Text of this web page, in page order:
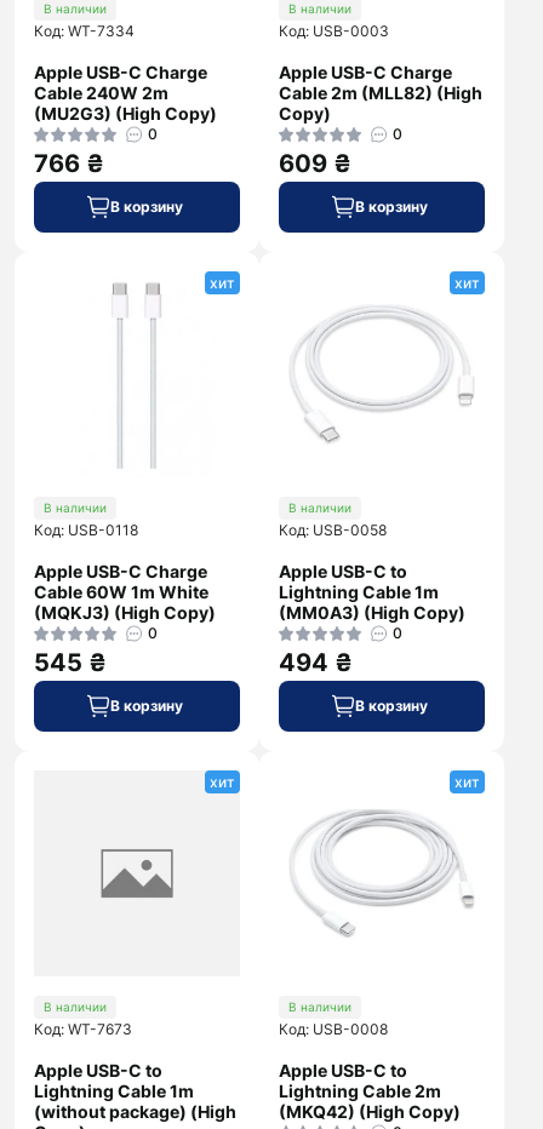
В наличии
Код: WT-7334
Apple USB-C Charge
Cable 240W 2m
(MU2G3) (High Copy)
0
766 ₴
В корзину
В наличии
Код: USB-0003
Apple USB-C Charge
Cable 2m (MLL82) (High
Copy)
0
609 ₴
В корзину
хит
В наличии
Код: USB-0118
Apple USB-C Charge
Cable 60W 1m White
(MQKJ3) (High Copy)
0
545 ₴
В корзину
хит
В наличии
Код: USB-0058
Apple USB-C to
Lightning Cable 1m
(MM0A3) (High Copy)
0
494 ₴
В корзину
хит
В наличии
Код: WT-7673
Apple USB-C to
Lightning Cable 1m
(without package) (High
хит
В наличии
Код: USB-0008
Apple USB-C to
Lightning Cable 2m
(MKQ42) (High Copy)